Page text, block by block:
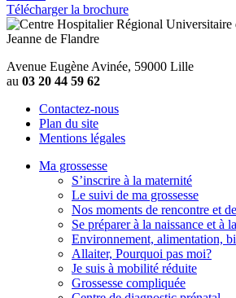
Télécharger la brochure
Avenue Eugène Avinée, 59000 Lille
au 03 20 44 59 62
Contactez-nous
Plan du site
Mentions légales
Ma grossesse
S’inscrire à la maternité
Le suivi de ma grossesse
Nos moments de rencontre et
Se préparer à la naissance et à
Environnement, alimentation,
Allaiter, Pourquoi pas moi?
Je suis à mobilité réduite
Grossesse compliquée